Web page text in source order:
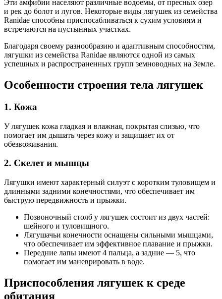
Эти амфибии населяют различные водоемы, от пресных озер
и рек до болот и лугов. Некоторые виды лягушек из семейства
Ranidae способны приспосабливаться к сухим условиям и
встречаются на пустынных участках.
Благодаря своему разнообразию и адаптивным способностям,
лягушки из семейства Ranidae являются одной из самых
успешных и распространенных групп земноводных на Земле.
Особенности строения тела лягушек
1. Кожа
У лягушек кожа гладкая и влажная, покрытая слизью, что
помогает им дышать через кожу и защищает их от
обезвоживания.
2. Скелет и мышцы
Лягушки имеют характерный силуэт с коротким туловищем и
длинными задними конечностями, что обеспечивает им
быструю передвижность и прыжки.
Позвоночный столб у лягушек состоит из двух частей:
шейного и туловищного.
Лягушачьи конечности оснащены сильными мышцами,
что обеспечивает им эффективное плавание и прыжки.
Передние лапы имеют 4 пальца, а задние — 5, что
помогает им маневрировать в воде.
Приспособления лягушек к среде
обитания